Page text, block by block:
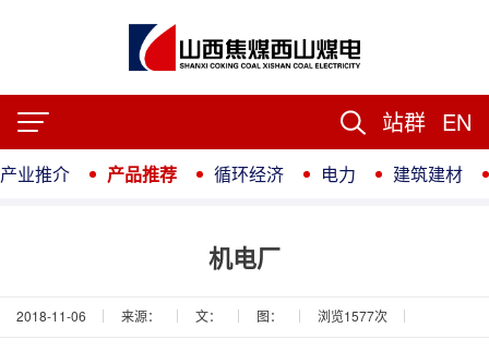
站群 EN
产业推介 产品推荐 循环经济 电力 建筑建材
机电厂
2018-11-06 来源： 文： 图： 浏览1577次